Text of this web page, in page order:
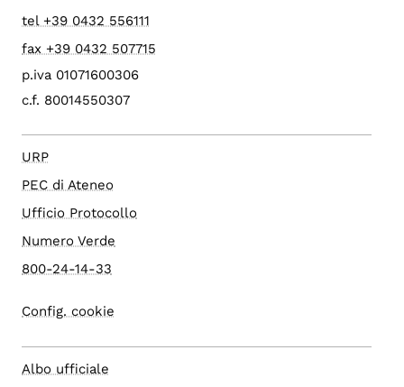
tel +39 0432 556111
fax +39 0432 507715
p.iva 01071600306
c.f. 80014550307
URP
PEC di Ateneo
Ufficio Protocollo
Numero Verde
800-24-14-33
Config. cookie
Albo ufficiale